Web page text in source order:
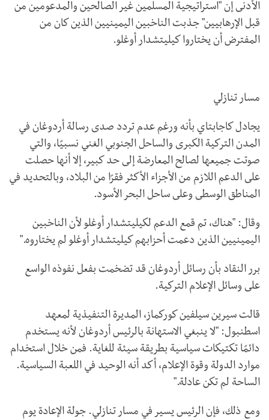
الأدنى إن "استراتيجية المسلمين غير الصالحين والمدعومين من
قبل الإرهابيين" جذبت الناخبين اليمينيين الذين كان من
المفترض أن يختاروا كيليتشدار أوغلو.
مسار تنازلي
يجادل كاجابتاي بأنه ورغم عدم تردد صدى رسالة أردوغان في
المدن التركية الكبرى والساحل الجنوبي الغني نسبيًا، والتي
صوتت جميعها لصالح المعارضة إلى حد كبير، إلا أنها حصلت
على الدعم اللازم من الأجزاء الأكثر فقرًا من البلاد، وبالتحديد في
المناطق الوسطى وعلى ساحل البحر الأسود.
وقال: "هناك، تم قمع الدعم لكيليتشدار أوغلو لأن الناخبين
اليمينيين الذين دعمت أحزابهم كيليتشدار أوغلو لم يختاروه."
برر النقاد بأن رسائل أردوغان قد تضخمت بفعل نفوذه الواسع
على وسائل الإعلام التركية.
قالت سيرين سيلفين كوركماز، المديرة التنفيذية لمعهد
اسطنبول: "لا ينبغي الاستهانة بالرئيس أردوغان لأنه يستخدم
دائمًا تكتيكات سياسية بطريقة سيئة للغاية. فمن خلال استخدام
موارد الدولة وقوة الإعلام، أكد أنه الوحيد في اللعبة السياسية.
الساحة لم تكن عادلة."
ومع ذلك، فإن الرئيس يسير في مسار تنازلي. جولة الإعادة يوم